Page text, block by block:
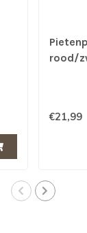
rood/
€21,99